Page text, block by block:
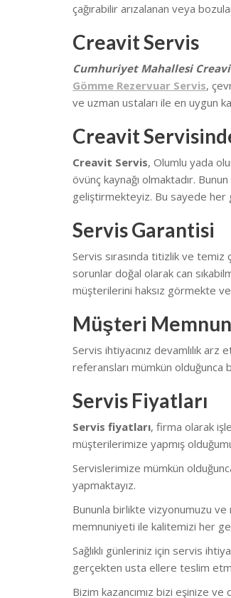
çağırabilir arızalanan veya
Creavit Servis
Cumhuriyet Mahallesi
Gömme Rezervuar Servis,
ve uzman ustaları ile en uygun
Creavit
Creavit Servis, Olumlu yada
övünç kaynağı olmaktadır.
geliştirmekteyiz. Bu sayede her
Servis Garantisi
Servis sırasında titizlik ve temiz
sorunlar doğal olarak can
müşterilerini haksız görmekte
Müşteri
Servis ihtiyacınız devamlılık arz
referansları mümkün olduğunca
Servis Fiyatları
Servis fiyatları, firma olarak
müşterilerimize yapmış
Servislerimize mümkün
yapmaktayız.
Bununla birlikte vizyonumuzu ve
memnuniyeti ile kalitemizi her
Sağlıklı günleriniz için servis
gerçekten usta ellere teslim
Bizim kazancımız bizi eşinize